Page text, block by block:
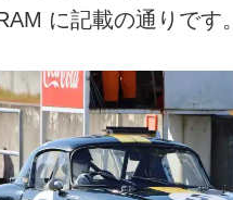
に記載の通りです。